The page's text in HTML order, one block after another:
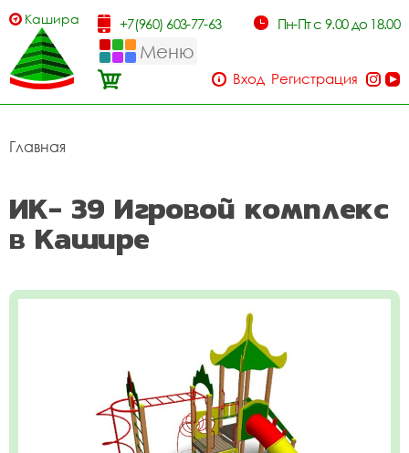
Кашира +7(960) 603-77-63 Пн-Пт с 9.00 до 18.00
Меню
Вход Регистрация
Главная
ИК- 39 Игровой комплекс
в Кашире